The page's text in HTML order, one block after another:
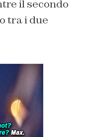
il secondo
tra i due